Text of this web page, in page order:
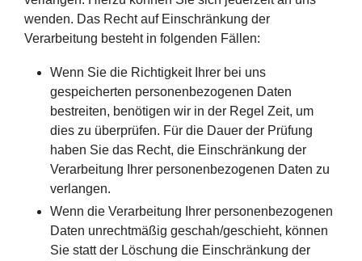
wenden. Das Recht auf Einschränkung der
Verarbeitung besteht in folgenden Fällen:
Wenn Sie die Richtigkeit Ihrer bei uns
gespeicherten personenbezogenen Daten
bestreiten, benötigen wir in der Regel Zeit, um
dies zu überprüfen. Für die Dauer der Prüfung
haben Sie das Recht, die Einschränkung der
Verarbeitung Ihrer personenbezogenen Daten zu
verlangen.
Wenn die Verarbeitung Ihrer personenbezogenen
Daten unrechtmäßig geschah/geschieht, können
Sie statt der Löschung die Einschränkung der